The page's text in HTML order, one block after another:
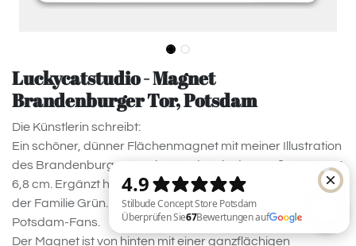
Luckycatstudio - Magnet
Brandenburger Tor, Potsdam
Die Künstlerin schreibt:
Ein schöner, dünner Flächenmagnet mit meiner Illustration
des Brandenburger Tors in Potsdam in der Größe 7,5 cm X
6,8 cm. Ergänzt habe ich das Motiv durch meine Illustration
der Familie Grün. ;-) Ein besonderes Geschenk für alle
Potsdam-Fans.
Der Magnet ist von hinten mit einer ganzflächigen